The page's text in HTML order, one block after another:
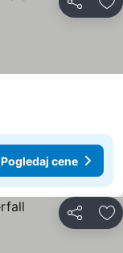
Deli
Pogledaj cene
Deli